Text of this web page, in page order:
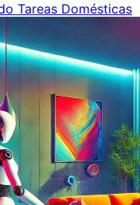
Tareas Domésticas